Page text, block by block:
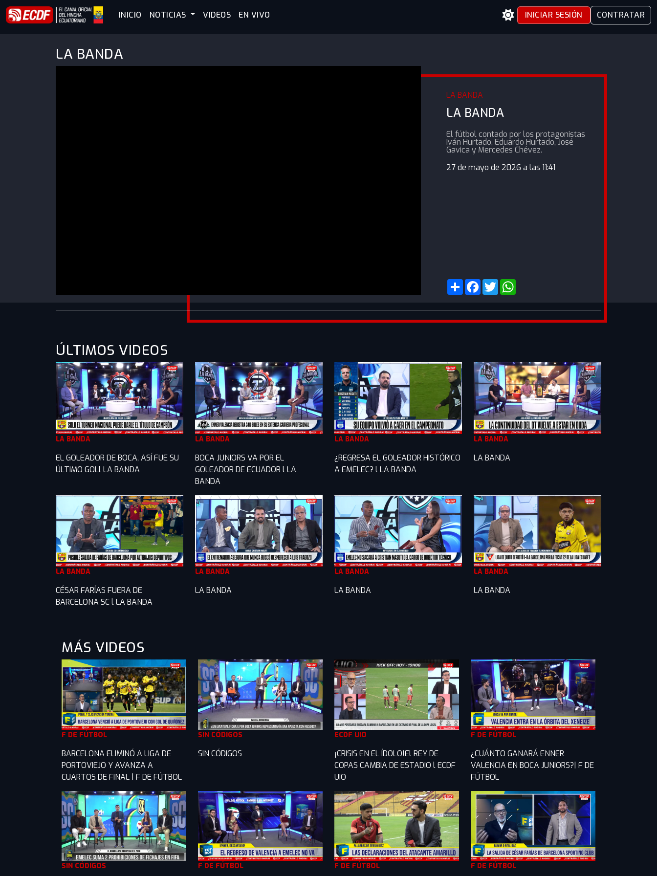
INICIO NOTICIAS VIDEOS EN VIVO INICIAR SESIÓN CONTRATAR
LA BANDA
LA BANDA
LA BANDA
El fútbol contado por los protagonistas
Iván Hurtado, Eduardo Hurtado, José
Gavica y Mercedes Chévez.
27 de mayo de 2026 a las 11:41
ÚLTIMOS VIDEOS
LA BANDA
EL GOLEADOR DE BOCA, ASÍ FUE SU
ÚLTIMO GOLl LA BANDA
LA BANDA
BOCA JUNIORS VA POR EL
GOLEADOR DE ECUADOR l LA
BANDA
LA BANDA
¿REGRESA EL GOLEADOR HISTÓRICO
A EMELEC? l LA BANDA
LA BANDA
LA BANDA
LA BANDA
CÉSAR FARÍAS FUERA DE
BARCELONA SC l LA BANDA
LA BANDA
LA BANDA
LA BANDA
LA BANDA
LA BANDA
LA BANDA
MÁS VIDEOS
F DE FÚTBOL
BARCELONA ELIMINÓ A LIGA DE
PORTOVIEJO Y AVANZA A
CUARTOS DE FINAL | F DE FÚTBOL
SIN CÓDIGOS
SIN CÓDIGOS
ECDF UIO
¡CRISIS EN EL ÍDOLO!El REY DE
COPAS CAMBIA DE ESTADIO l ECDF
UIO
F DE FÚTBOL
¿CUÁNTO GANARÁ ENNER
VALENCIA EN BOCA JUNIORS?| F DE
FÚTBOL
SIN CÓDIGOS F DE FÚTBOL F DE FÚTBOL F DE FÚTBOL